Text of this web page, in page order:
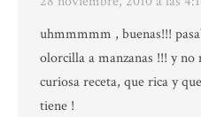
uhmmmmm , buenas!!!
olorcilla a manzanas !!! y
curiosa receta, que rica y
tiene !